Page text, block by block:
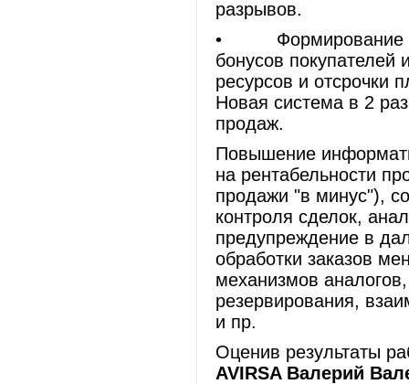
разрывов.
• Формирование
бонусов покупателей
ресурсов и отсрочки
Новая система в 2
продаж.
Повышение
на рентабельности
продажи "в минус"),
контроля сделок,
предупреждение в
обработки заказов
механизмов
резервирования,
и пр.
Оценив результаты
AVIRSA Валерий